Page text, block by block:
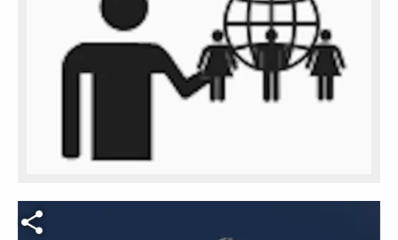
Video file